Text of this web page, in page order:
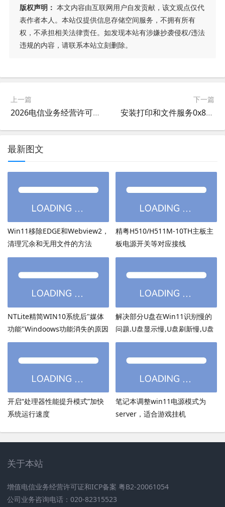
版权声明： 本文内容由互联网用户自发贡献，该文观点仅代
表作者本人。本站仅提供信息存储空间服务，不拥有所有
权，不承担相关法律责任。如发现本站有涉嫌抄袭侵权/违法
违规的内容，请联系本站立刻删除。
上一篇
2026电信业务经营许可年报，2026电信业务经营许可年审填写指南，ISP年审年报网页无法提交
下一篇
安装打印和文件服务0x800F0922错误的原因和解决方法,开启PrintToPDF和XPS功能报0x800F0922错误
最新图文
Win11移除EDGE和Webview2，
清理冗余和无用文件的方法
精粤H510/H511M-10TH主板主
板电源开关等对应接线
NTLite精简WIN10系统后"媒体
功能"Windoows功能消失的原因
解决部分U盘在Win11识别慢的
问题.U盘显示慢,U盘刷新慢,U盘
加载慢
开启“处理器性能提升模式”加快
系统运行速度
笔记本调整win11电源模式为
server，适合游戏挂机
关于本站
增值电信业务经营许可证和ICP备案 粤B2-20061054
公司业务咨询电话：020-82315523